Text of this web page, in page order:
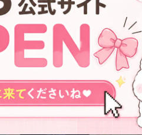
★tripleS ハヨン 着用！！
【LARTIGENT】L6 RIBBON
MIX KNIT(BLACK)
¥7,900